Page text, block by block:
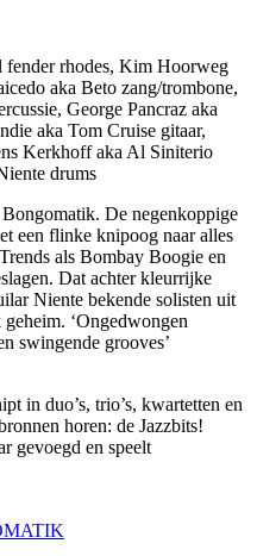
rhodes, Kim Hoorweg
aka Beto zang/trombone,
George Pancraz aka
aka Tom Cruise gitaar,
Kerkhoff aka Al Siniterio
drums
De negenkoppige
een flinke knipoog naar alles
als Bombay Boogie en
Dat achter kleurrijke
Niente bekende solisten uit
‘Ongedwongen
swingende grooves’
in duo’s, trio’s, kwartetten en
horen: de Jazzbits!
gevoegd en speelt